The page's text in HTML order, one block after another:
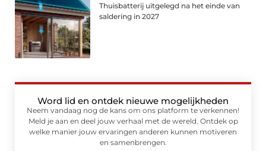
Thuisbatterij uitgelegd na het einde van
saldering in 2027
Word lid en ontdek nieuwe mogelijkheden
Neem vandaag nog de kans om ons platform te verkennen!
Meld je aan en deel jouw verhaal met de wereld. Ontdek op
welke manier jouw ervaringen anderen kunnen motiveren
en samenbrengen.